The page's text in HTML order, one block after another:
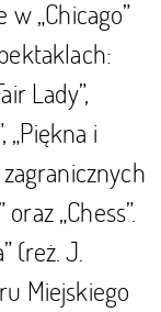
„Chicago”
Lady”,
„Piękna i
zagranicznych
„Chess”.
(reż. J.
Miejskiego